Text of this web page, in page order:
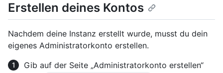
Erstellen deines Kontos
Nachdem deine Instanz erstellt wurde, musst du dein
eigenes Administratorkonto erstellen.
Gib auf der Seite „Administratorkonto erstellen“